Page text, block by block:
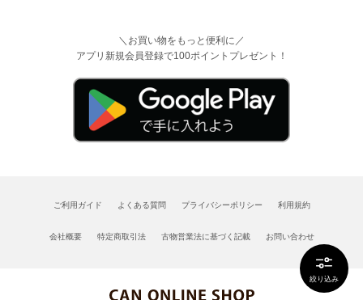
絞り込み
＼お買い物をもっと便利に／
アプリ新規会員登録で100ポイントプレゼント！
ご利用ガイド よくある質問 プライバシーポリシー 利用規約
会社概要 特定商取引法 古物営業法に基づく記載 お問い合わせ